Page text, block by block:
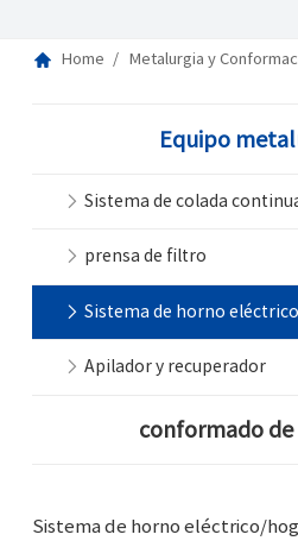
Home Metalurgia y
Equipo
Sistema de colada
prensa de filtro
Sistema de horno
Apilador y recuperador
conformado
Sistema de horno eléctrico/